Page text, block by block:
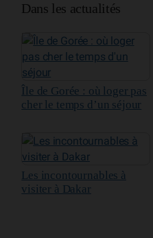
Dans les actualités
Île de Gorée : où loger pas
cher le temps d’un séjour
Les incontournables à
visiter à Dakar